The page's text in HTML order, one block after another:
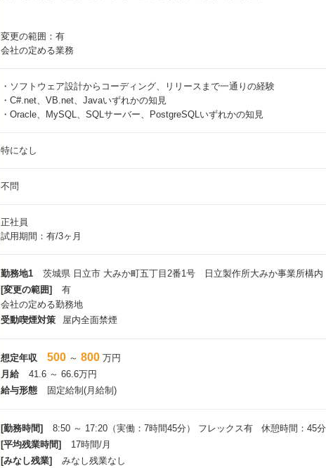
変更の範囲：有
会社の定める業務
・ソフトウェア設計からコーディング、リリースまで一通りの経験
・C#.net、VB.net、Javaいずれかの知見
・Oracle、MySQL、SQLサーバー、PostgreSQLいずれかの知見
特になし
不問
正社員
試用期間：有/3ヶ月
勤務地1
茨城県 日立市 大みか町五丁目2番1号 日立製作所大みか事業所構内
[変更の範囲]
有
会社の定める勤務地
受動喫煙対策
屋内全面禁煙
想定年収 500 ～ 800 万円
月給
41.6 ～ 66.6万円
給与形態
固定給制(月給制)
[勤務時間]
8:50 ～ 17:20（実働：7時間45分） フレックス有 休憩時間：45分
[平均残業時間]
17時間/月
[みなし残業]
みなし残業なし